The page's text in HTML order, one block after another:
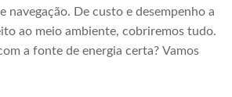
navegação. De custo e desempenho a
ao meio ambiente, cobriremos tudo.
a fonte de energia certa? Vamos